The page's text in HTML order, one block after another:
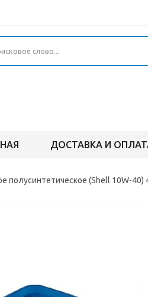
ДОСТАВКА И
полусинтетическое (Shell 10W-40)